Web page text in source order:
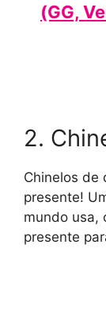
(GG,
2.
Chinelos de
presente!
mundo usa,
presente